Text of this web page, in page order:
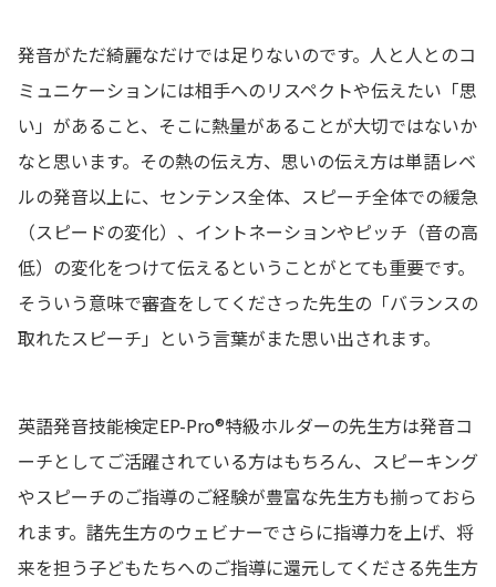
発音がただ綺麗なだけでは足りないのです。人と人とのコ
ミュニケーションには相手へのリスペクトや伝えたい「思
い」があること、そこに熱量があることが大切ではないか
なと思います。その熱の伝え方、思いの伝え方は単語レベ
ルの発音以上に、センテンス全体、スピーチ全体での緩急
（スピードの変化）、イントネーションやピッチ（音の高
低）の変化をつけて伝えるということがとても重要です。
そういう意味で審査をしてくださった先生の「バランスの
取れたスピーチ」という言葉がまた思い出されます。
英語発音技能検定EP-Pro®特級ホルダーの先生方は発音コ
ーチとしてご活躍されている方はもちろん、スピーキング
やスピーチのご指導のご経験が豊富な先生方も揃っておら
れます。諸先生方のウェビナーでさらに指導力を上げ、将
来を担う子どもたちへのご指導に還元してくださる先生方